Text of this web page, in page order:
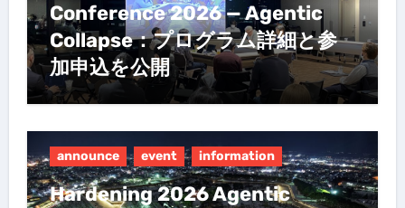
Conference 2026 — Agentic
Collapse：プログラム詳細と参
加申込を公開
announce event information
Hardening 2026 Agentic